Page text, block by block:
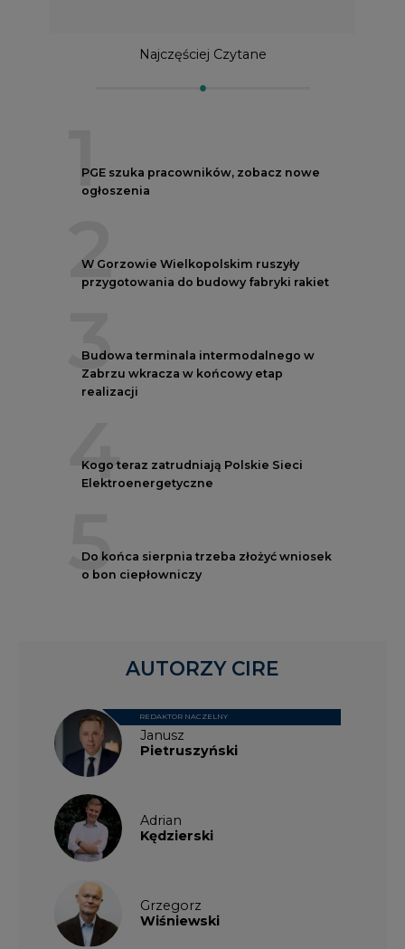
Najczęściej Czytane
1
PGE szuka pracowników, zobacz nowe
ogłoszenia
2
W Gorzowie Wielkopolskim ruszyły
przygotowania do budowy fabryki rakiet
3
Budowa terminala intermodalnego w
Zabrzu wkracza w końcowy etap
realizacji
4
Kogo teraz zatrudniają Polskie Sieci
Elektroenergetyczne
5
Do końca sierpnia trzeba złożyć wniosek
o bon ciepłowniczy
Janusz
Pietruszyński
REDAKTOR NACZELNY
Adrian
Kędzierski
Grzegorz
Wiśniewski
AUTORZY CIRE